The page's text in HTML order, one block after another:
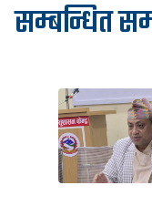
सम्बन्धित